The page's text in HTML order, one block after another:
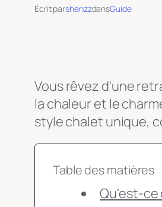
Écrit parshenzzdansGuide
Vous rêvez d'une
la chaleur et le
style chalet unique,
Table des matières
Qu'est-ce